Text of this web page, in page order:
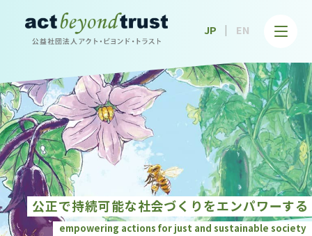
公益社団法人アクト・ビヨンド・トラスト
JP EN
公正で持続可能な社会づくりをエンパワーする
empowering actions for just and sustainable society